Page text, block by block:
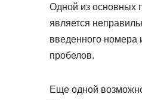
Одной из основных
является
введенного номера
пробелов.
Еще одной